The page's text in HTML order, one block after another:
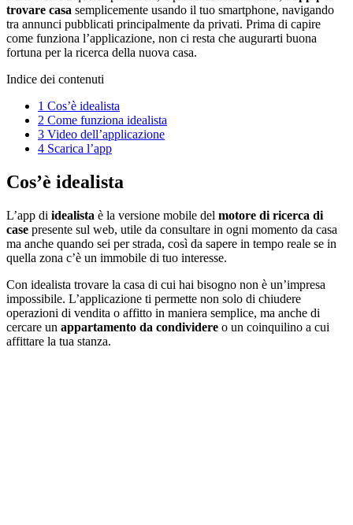
trovare casa semplicemente usando il tuo smartphone, navigando
tra annunci pubblicati principalmente da privati. Prima di capire
come funziona l’applicazione, non ci resta che augurarti buona
fortuna per la ricerca della nuova casa.
Indice dei contenuti
1 Cos’è idealista
2 Come funziona idealista
3 Video dell’applicazione
4 Scarica l’app
Cos’è idealista
L’app di idealista è la versione mobile del motore di ricerca di
case presente sul web, utile da consultare in ogni momento da casa
ma anche quando sei per strada, così da sapere in tempo reale se in
quella zona c’è un immobile di tuo interesse.
Con idealista trovare la casa di cui hai bisogno non è un’impresa
impossibile. L’applicazione ti permette non solo di chiudere
operazioni di vendita o affitto in maniera semplice, ma anche di
cercare un appartamento da condividere o un coinquilino a cui
affittare la tua stanza.